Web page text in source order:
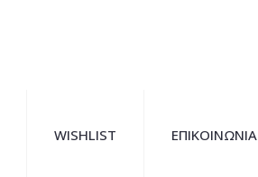
WISHLIST ΕΠΙΚΟΙΝΩΝΙΑ